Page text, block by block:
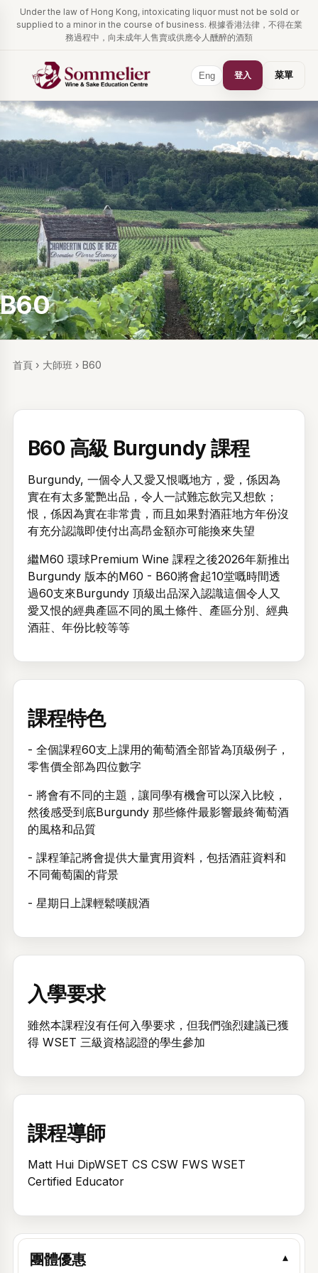
Under the law of Hong Kong, intoxicating liquor must not be sold or
supplied to a minor in the course of business. 根據香港法律，不得在業
務過程中，向未成年人售賣或供應令人醺醉的酒類
Eng 登入 菜單
B60
首頁› 大師班 › B60
B60 高級 Burgundy 課程
Burgundy, 一個令人又愛又恨嘅地方，愛，係因為
實在有太多驚艷出品，令人一試難忘飲完又想飲；
恨，係因為實在非常貴，而且如果對酒莊地方年份沒
有充分認識即使付出高昂金額亦可能換來失望
繼M60 環球Premium Wine 課程之後2026年新推出
Burgundy 版本的M60 - B60將會起10堂嘅時間透
過60支來Burgundy 頂級出品深入認識這個令人又
愛又恨的經典產區不同的風土條件、產區分別、經典
酒莊、年份比較等等
課程特色
- 全個課程60支上課用的葡萄酒全部皆為頂級例子，
零售價全部為四位數字
- 將會有不同的主題，讓同學有機會可以深入比較，
然後感受到底Burgundy 那些條件最影響最終葡萄酒
的風格和品質
- 課程筆記將會提供大量實用資料，包括酒莊資料和
不同葡萄園的背景
- 星期日上課輕鬆嘆靚酒
入學要求
雖然本課程沒有任何入學要求，但我們強烈建議已獲
得 WSET 三級資格認證的學生參加
課程導師
Matt Hui DipWSET CS CSW FWS WSET
Certified Educator
團體優惠 ▾